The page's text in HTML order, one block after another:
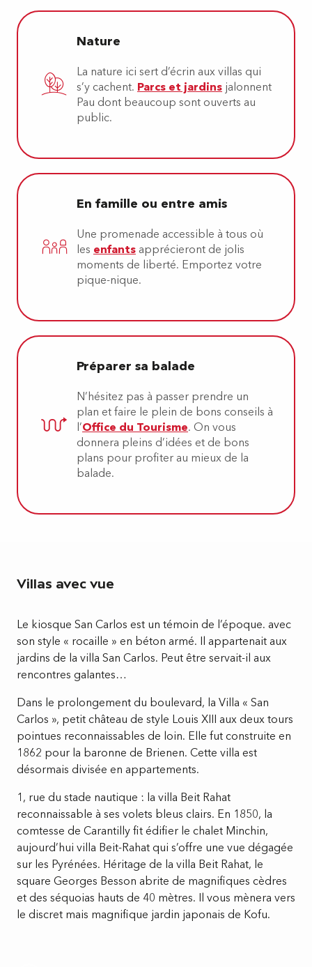
Nature
La nature ici sert d’écrin aux villas qui
s’y cachent. Parcs et jardins jalonnent
Pau dont beaucoup sont ouverts au
public.
En famille ou entre amis
Une promenade accessible à tous où
les enfants apprécieront de jolis
moments de liberté. Emportez votre
pique-nique.
Préparer sa balade
N’hésitez pas à passer prendre un
plan et faire le plein de bons conseils à
l’Office du Tourisme. On vous
donnera pleins d’idées et de bons
plans pour profiter au mieux de la
balade.
Villas avec vue
Le kiosque San Carlos est un témoin de l’époque. avec
son style « rocaille » en béton armé. Il appartenait aux
jardins de la villa San Carlos. Peut être servait-il aux
rencontres galantes…
Dans le prolongement du boulevard, la Villa « San
Carlos », petit château de style Louis XIII aux deux tours
pointues reconnaissables de loin. Elle fut construite en
1862 pour la baronne de Brienen. Cette villa est
désormais divisée en appartements.
1, rue du stade nautique : la villa Beit Rahat
reconnaissable à ses volets bleus clairs. En 1850, la
comtesse de Carantilly fit édifier le chalet Minchin,
aujourd’hui villa Beit-Rahat qui s’offre une vue dégagée
sur les Pyrénées. Héritage de la villa Beit Rahat, le
square Georges Besson abrite de magnifiques cèdres
et des séquoias hauts de 40 mètres. Il vous mènera vers
le discret mais magnifique jardin japonais de Kofu.